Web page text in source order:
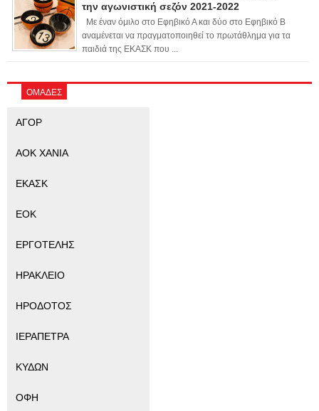
την αγωνιστική σεζόν 2021-2022
Με έναν όμιλο στο Εφηβικό Α και δύο στο Εφηβικό Β
αναμένεται να πραγματοποιηθεί το πρωτάθλημα για τα
παιδιά της ΕΚΑΣΚ που ...
ΟΜΑΔΕΣ
ΑΓΟΡ
ΑΟΚ ΧΑΝΙΑ
ΕΚΑΣΚ
ΕΟΚ
ΕΡΓΟΤΕΛΗΣ
ΗΡΑΚΛΕΙΟ
ΗΡΟΔΟΤΟΣ
ΙΕΡΑΠΕΤΡΑ
ΚΥΔΩΝ
ΟΦΗ